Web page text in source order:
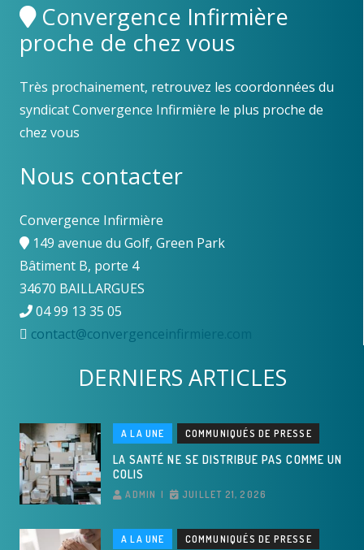
Convergence Infirmière
proche de chez vous
Très prochainement, retrouvez les coordonnées du
syndicat Convergence Infirmière le plus proche de
chez vous
Nous contacter
Convergence Infirmière
149 avenue du Golf, Green Park
Bâtiment B, porte 4
34670 BAILLARGUES
04 99 13 35 05
contact@convergenceinfirmiere.com
DERNIERS ARTICLES
A LA UNE COMMUNIQUÉS DE PRESSE
LA SANTÉ NE SE DISTRIBUE PAS COMME UN
COLIS
ADMIN JUILLET 21, 2026
A LA UNE COMMUNIQUÉS DE PRESSE